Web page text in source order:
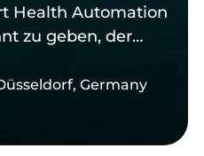
Health Automation
zu geben, der
Germany